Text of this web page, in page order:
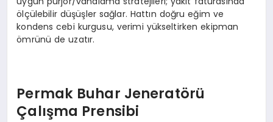
ölçülebilir düşüşler sağlar. Hattın doğru eğim ve
kondens cebi kurgusu, verimi yükseltirken ekipman
ömrünü de uzatır.
Permak Buhar Jeneratörü
Çalışma Prensibi